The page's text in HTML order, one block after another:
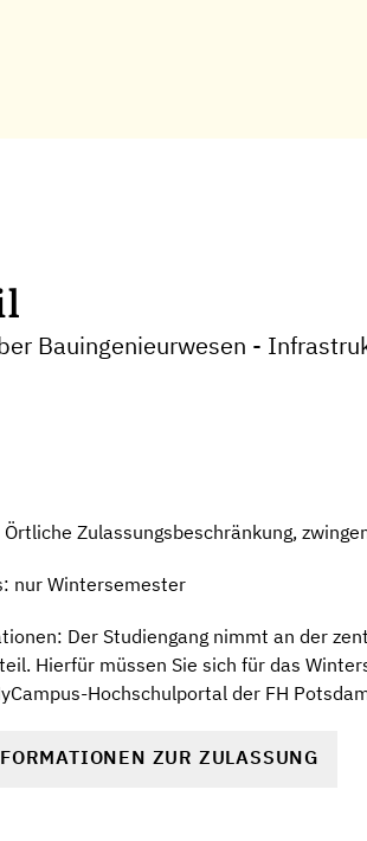
Bauingenieurwesen -
Zulassungsbeschränkung,
nur Wintersemester
Der Studiengang nimmt an der
Hierfür müssen Sie sich für das
Hochschulportal der FH
ZUR ZULASSUNG